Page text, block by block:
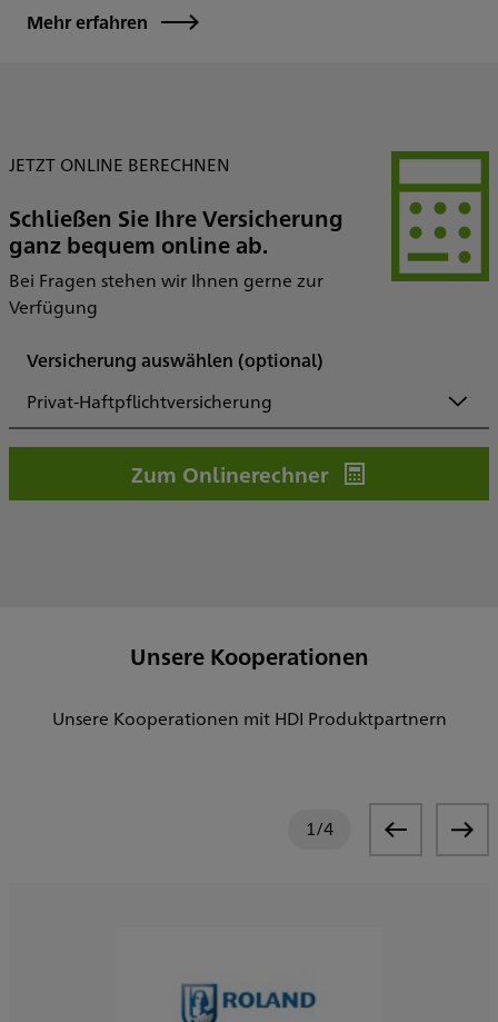
Mehr erfahren
JETZT ONLINE BERECHNEN
Schließen Sie Ihre Versicherung
ganz bequem online ab.
Bei Fragen stehen wir Ihnen gerne zur
Verfügung
Versicherung auswählen (optional)
Privat-Haftpflichtversicherung
Zum Onlinerechner
Unsere Kooperationen
Unsere Kooperationen mit HDI Produktpartnern
1/4